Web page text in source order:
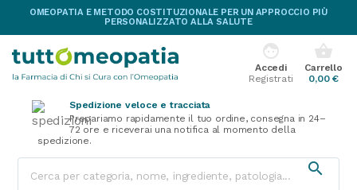
OMEOPATIA E METODO COSTITUZIONALE PER UN APPROCCIO PIÙ
PERSONALIZZATO ALLA SALUTE
shopping_basket
Carrello
0,00 €
face
Accedi
Registrati
Spedizione veloce e tracciata
Prepariamo rapidamente il tuo ordine, consegna in 24–
72 ore e riceverai una notifica al momento della
spedizione.
